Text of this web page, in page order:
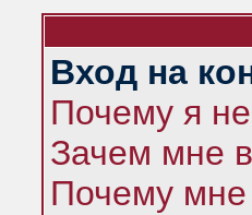
Вход на
Почему я
Зачем мне
Почему мне